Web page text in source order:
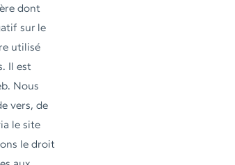
dont
sur le
utilisé
Il est
Nous
vers, de
le site
le droit